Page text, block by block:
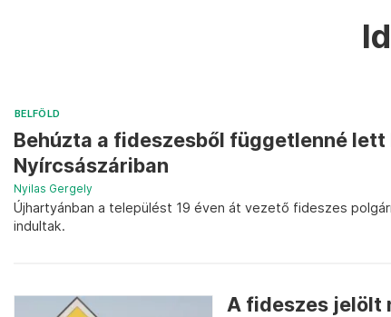
BELFÖLD
Behúzta a fideszesből függetlenné
Nyírcsászáriban
Nyilas Gergely
Újhartyánban a települést 19 éven át vezető fideszes
indultak.
A fideszes jelölt